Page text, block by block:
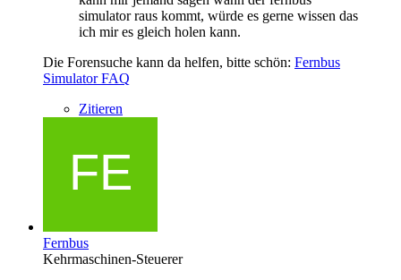
simulator raus kommt, würde es gerne wissen das
ich mir es gleich holen kann.
Die Forensuche kann da helfen, bitte schön: Fernbus
Simulator FAQ
Zitieren
Fernbus
Kehrmaschinen-Steuerer